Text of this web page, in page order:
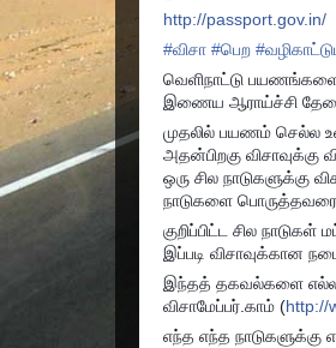
http://passport.gov.in/
#விசா #பெற #
வெளிநாட்டு
இணைய ஆராய்ச்சி
முதலில் பயணம் செல்ல
அதன்பிறகு விசாவுக்கு
ஒரு சில நாடுகளுக்கு
நாடுகளை பொருத்தவரை
குறிப்பிட்ட சில
இப்படி விசாவுக்கான
இந்தத் தகவல்களை
விசாமேப்பர்.காம் (http://
எந்த எந்த